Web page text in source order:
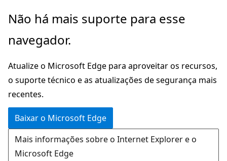
Pular
o
principal
Não há mais suporte para esse
navegador.
Atualize o Microsoft Edge para aproveitar os recursos,
o suporte técnico e as atualizações de segurança mais
recentes.
Baixar o Microsoft Edge
Mais informações sobre o Internet Explorer e o
Microsoft Edge